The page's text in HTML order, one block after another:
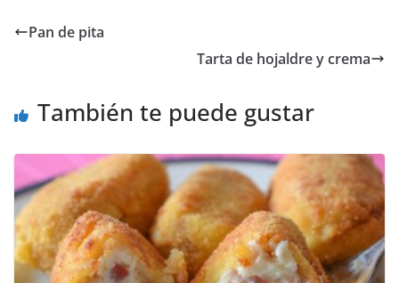
Pan de pita
Tarta de hojaldre y crema
También te puede gustar